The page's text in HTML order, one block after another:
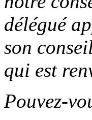
délégué
son
qui est
Pouvez-